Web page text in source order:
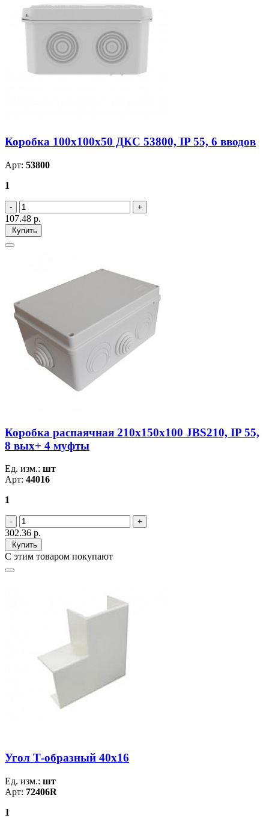
Коробка 100х100х50 ДКС 53800, IP 55, 6 вводов
Арт: 53800
1
107.48 р.
Купить
Коробка распаячная 210х150х100 JBS210, IP 55,
8 вых+ 4 муфты
Ед. изм.: шт
Арт: 44016
1
302.36 р.
Купить
С этим товаром покупают
Угол Т-образный 40х16
Ед. изм.: шт
Арт: 72406R
1